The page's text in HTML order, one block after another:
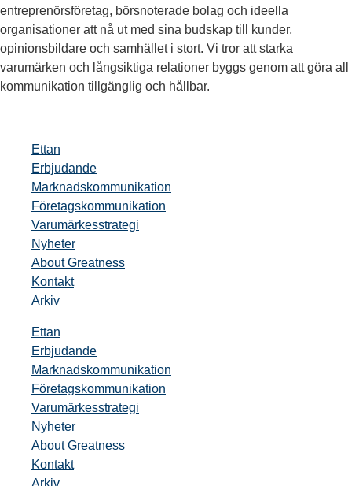
entreprenörsföretag, börsnoterade bolag och ideella
organisationer att nå ut med sina budskap till kunder,
opinionsbildare och samhället i stort. Vi tror att starka
varumärken och långsiktiga relationer byggs genom att göra all
kommunikation tillgänglig och hållbar.
Ettan
Erbjudande
Marknadskommunikation
Företagskommunikation
Varumärkesstrategi
Nyheter
About Greatness
Kontakt
Arkiv
Ettan
Erbjudande
Marknadskommunikation
Företagskommunikation
Varumärkesstrategi
Nyheter
About Greatness
Kontakt